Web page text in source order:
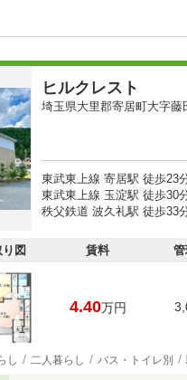
ヒルクレスト
埼玉県大里郡寄居町大字藤
東武東上線 寄居駅 徒歩23
東武東上線 玉淀駅 徒歩30
秩父鉄道 波久礼駅 徒歩33
り図 賃料
4.40万円
し 二人暮らし バス・トイレ別